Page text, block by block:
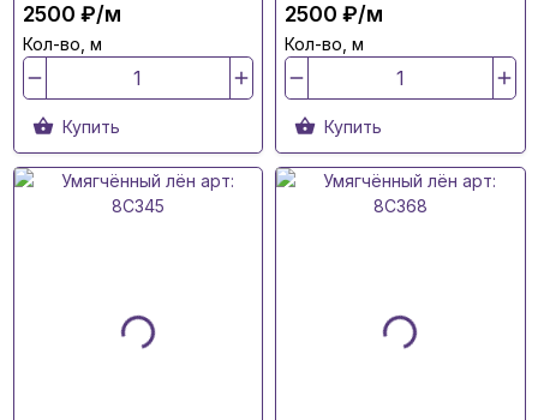
2500 ₽/м
Кол-во, м
Купить
2500 ₽/м
Кол-во, м
Купить